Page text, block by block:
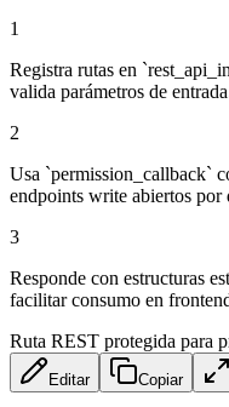
1
Registra rutas en
valida parámetros de
2
Usa `permission_callback`
endpoints write abiertos por
3
Responde con estructuras
facilitar consumo en
Ruta REST protegida para
Editar Copiar